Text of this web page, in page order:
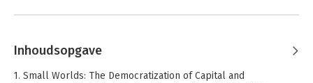
Inhoudsopgave
1. Small Worlds: The Democratization of Capital and